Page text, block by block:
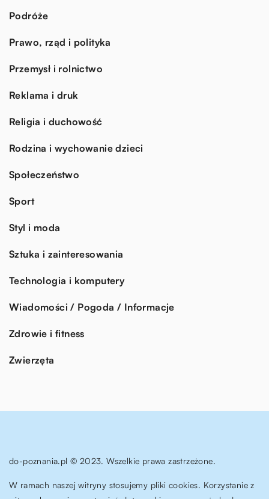
Podróże
Prawo, rząd i polityka
Przemysł i rolnictwo
Reklama i druk
Religia i duchowość
Rodzina i wychowanie dzieci
Społeczeństwo
Sport
Styl i moda
Sztuka i zainteresowania
Technologia i komputery
Wiadomości / Pogoda / Informacje
Zdrowie i fitness
Zwierzęta
do-poznania.pl © 2023. Wszelkie prawa zastrzeżone.
W ramach naszej witryny stosujemy pliki cookies. Korzystanie z